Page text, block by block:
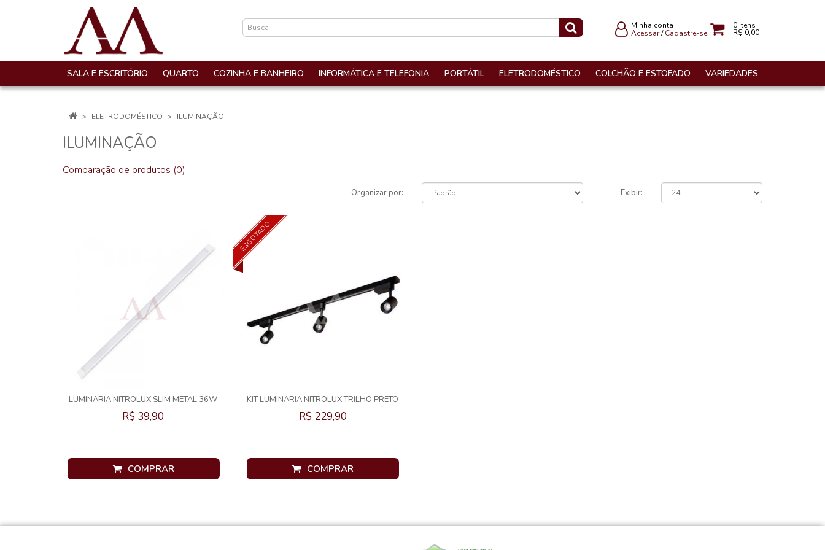
Minha conta
Acessar/Cadastre-se
0 Itens
R$ 0,00
SALA E ESCRITÓRIO QUARTO COZINHA E BANHEIRO INFORMÁTICA E TELEFONIA PORTÁTIL ELETRODOMÉSTICO COLCHÃO E ESTOFADO VARIEDADES
ELETRODOMÉSTICO ILUMINAÇÃO
ILUMINAÇÃO
Comparação de produtos (0)
Organizar por: Exibir:
LUMINARIA NITROLUX SLIM METAL 36W
R$ 39,90
COMPRAR
ESGOTADO
KIT LUMINARIA NITROLUX TRILHO PRETO
R$ 229,90
COMPRAR